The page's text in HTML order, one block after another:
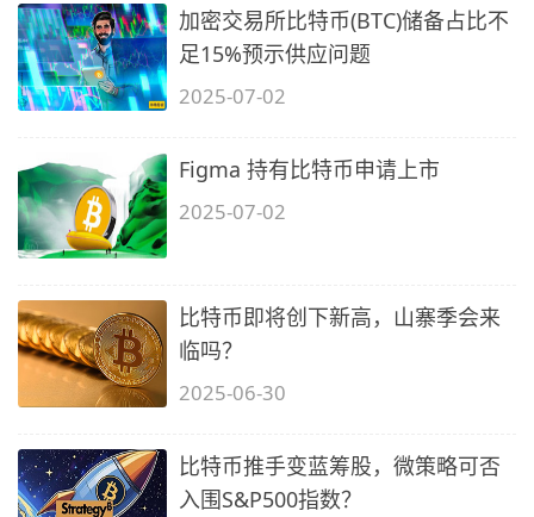
加密交易所比特币(BTC)储备占比不
足15%预示供应问题
2025-07-02
Figma 持有比特币申请上市
2025-07-02
比特币即将创下新高，山寨季会来
临吗？
2025-06-30
比特币推手变蓝筹股，微策略可否
入围S&P500指数？